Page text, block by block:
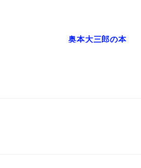
奥本大三郎の本